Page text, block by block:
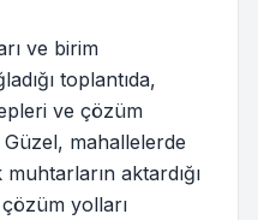
ve birim
toplantıda,
ve çözüm
Güzel, mahallelerde
aktardığı
yolları